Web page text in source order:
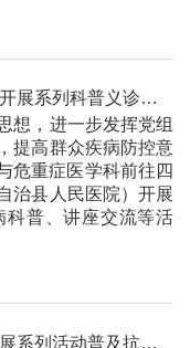
党建引领 呼吸与危重症医学科赴马边开展系列科普义诊活动
想，进一步发挥党组
提高群众疾病防控意
危重症医学科前往四
治县人民医院）开展
科普、讲座交流等活
全国肿瘤防治宣传周 头颈肿瘤病房开展系列活动普及抗癌知识